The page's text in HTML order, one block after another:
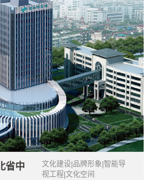
省中
文化建设|品牌形象|智能导
视工程|文化空间